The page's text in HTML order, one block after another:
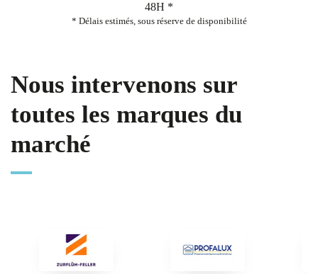
48H *
* Délais estimés, sous réserve de disponibilité
Nous intervenons sur
toutes les marques du
marché